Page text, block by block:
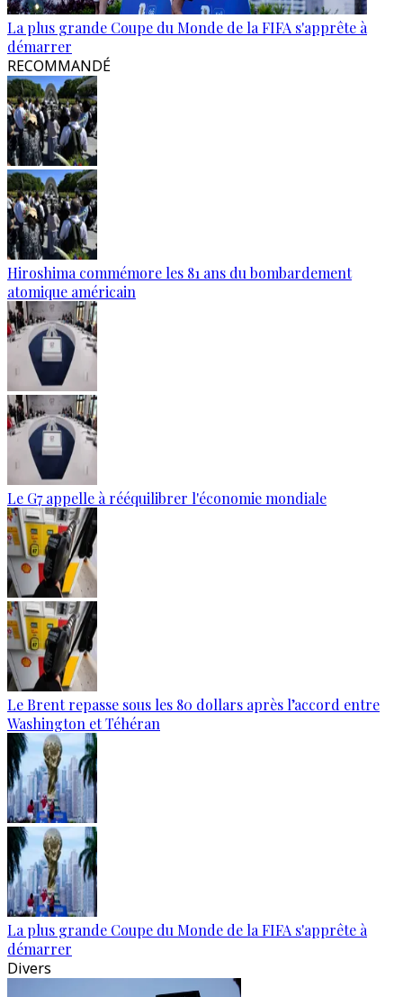
La plus grande Coupe du Monde de la FIFA s'apprête à
démarrer
RECOMMANDÉ
Hiroshima commémore les 81 ans du bombardement
atomique américain
Le G7 appelle à rééquilibrer l'économie mondiale
Le Brent repasse sous les 80 dollars après l’accord entre
Washington et Téhéran
La plus grande Coupe du Monde de la FIFA s'apprête à
démarrer
Divers